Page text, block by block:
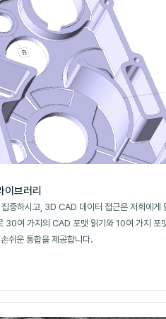
브러리
중하시고, 3D CAD 데이터 접근은 저희에게
여 가지의 CAD 포맷 읽기와 10여 가지 포
쉬운 통합을 제공합니다.